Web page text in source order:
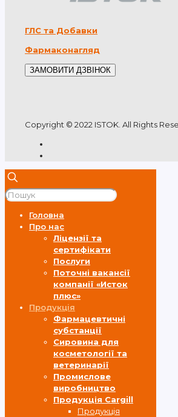
ГЛС та Добавки
Фармаконагляд
ЗАМОВИТИ ДЗВІНОК
Copyright © 2022 ISTOK. All Rights
Головна
Про нас
Ліцензії та
сертифікати
Послуги
Поточні вакансії
компанії «Исток
плюс»
Продукція
Фармацевтичні
субстанції
Cировина для
косметології та
ветеринарії
Промислове
виробництво
Продукція Cargill
Продукція